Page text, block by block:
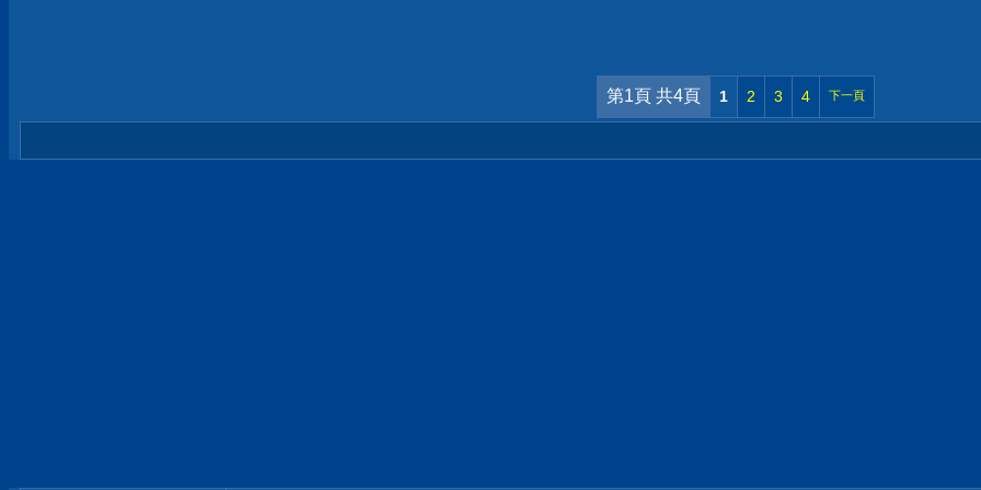
第1頁 共4頁 1 2 3 4 下一頁